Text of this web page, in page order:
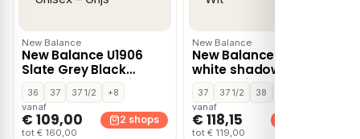
New Balance
New Balance U1906
Slate Grey Black
Metallic Mesh Unisex –
Grijs
36 37 37 1/2
+8
vanaf
€ 109,00
tot € 160,00
2 shops
New Balance
New Balance 740 navy
white shadow grey
Mesh Unisex – Wit
37 37 1/2 38
vanaf
€ 118,15
tot € 119,00